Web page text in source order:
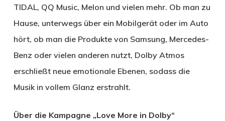
TIDAL, QQ Music, Melon und vielen mehr. Ob man zu
Hause, unterwegs über ein Mobilgerät oder im Auto
hört, ob man die Produkte von Samsung, Mercedes-
Benz oder vielen anderen nutzt, Dolby Atmos
erschließt neue emotionale Ebenen, sodass die
Musik in vollem Glanz erstrahlt.
Über die Kampagne „Love More in Dolby“